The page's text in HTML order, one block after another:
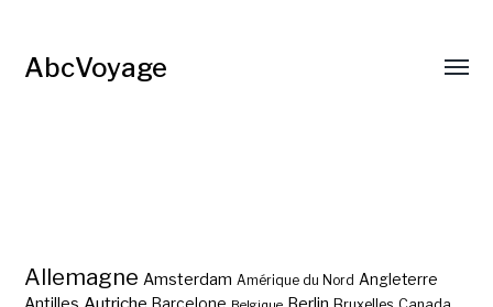
AbcVoyage
Allemagne Amsterdam Amérique du Nord Angleterre
Antilles